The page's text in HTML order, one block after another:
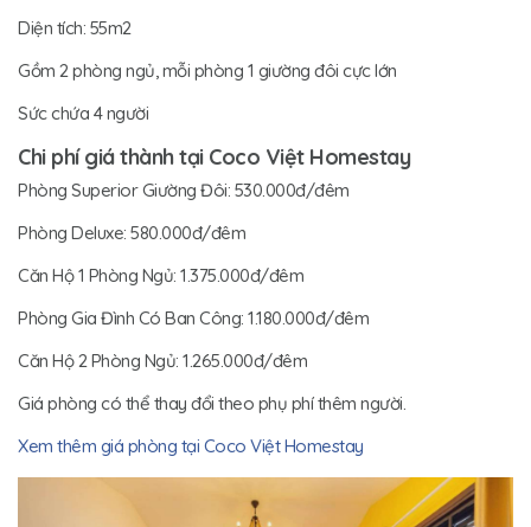
Diện tích: 55m2
Gồm 2 phòng ngủ, mỗi phòng 1 giường đôi cực lớn
Sức chứa 4 người
Chi phí giá thành tại Coco Việt Homestay
Phòng Superior Giường Đôi: 530.000đ/đêm
Phòng Deluxe: 580.000đ/đêm
Căn Hộ 1 Phòng Ngủ: 1.375.000đ/đêm
Phòng Gia Đình Có Ban Công: 1.180.000đ/đêm
Căn Hộ 2 Phòng Ngủ: 1.265.000đ/đêm
Giá phòng có thể thay đổi theo phụ phí thêm người.
Xem thêm giá phòng tại Coco Việt Homestay